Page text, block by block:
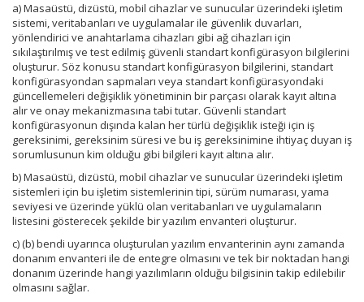
a) Masaüstü, dizüstü, mobil cihazlar ve sunucular üzerindeki işletim
sistemi, veritabanları ve uygulamalar ile güvenlik duvarları,
yönlendirici ve anahtarlama cihazları gibi ağ cihazları için
sıkılaştırılmış ve test edilmiş güvenli standart konfigürasyon bilgilerini
oluşturur. Söz konusu standart konfigürasyon bilgilerini, standart
konfigürasyondan sapmaları veya standart konfigürasyondaki
güncellemeleri değişiklik yönetiminin bir parçası olarak kayıt altına
alır ve onay mekanizmasına tabi tutar. Güvenli standart
konfigürasyonun dışında kalan her türlü değişiklik isteği için iş
gereksinimi, gereksinim süresi ve bu iş gereksinimine ihtiyaç duyan iş
sorumlusunun kim olduğu gibi bilgileri kayıt altına alır.
b) Masaüstü, dizüstü, mobil cihazlar ve sunucular üzerindeki işletim
sistemleri için bu işletim sistemlerinin tipi, sürüm numarası, yama
seviyesi ve üzerinde yüklü olan veritabanları ve uygulamaların
listesini gösterecek şekilde bir yazılım envanteri oluşturur.
c) (b) bendi uyarınca oluşturulan yazılım envanterinin aynı zamanda
donanım envanteri ile de entegre olmasını ve tek bir noktadan hangi
donanım üzerinde hangi yazılımların olduğu bilgisinin takip edilebilir
olmasını sağlar.